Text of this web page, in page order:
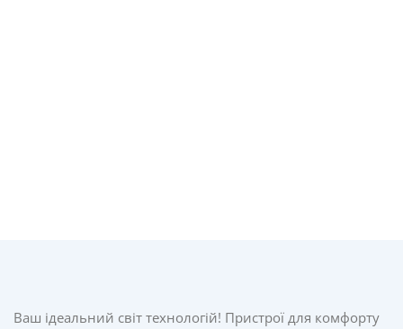
Ваш ідеальний світ технологій! Пристрої для комфорту